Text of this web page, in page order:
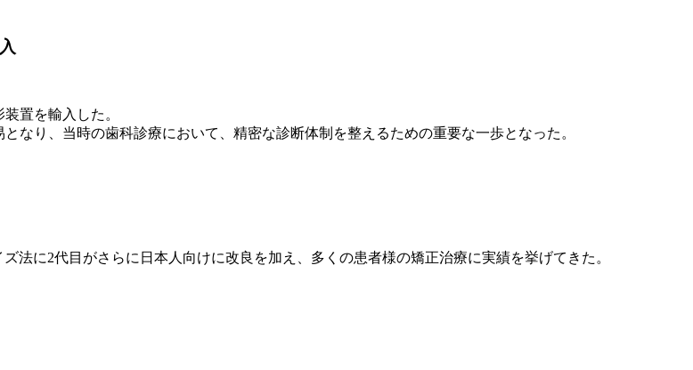
置を輸入した。
なり、当時の歯科診療において、精密な診断体制を整えるための重要な一歩となった。
法に2代目がさらに日本人向けに改良を加え、多くの患者様の矯正治療に実績を挙げてきた。